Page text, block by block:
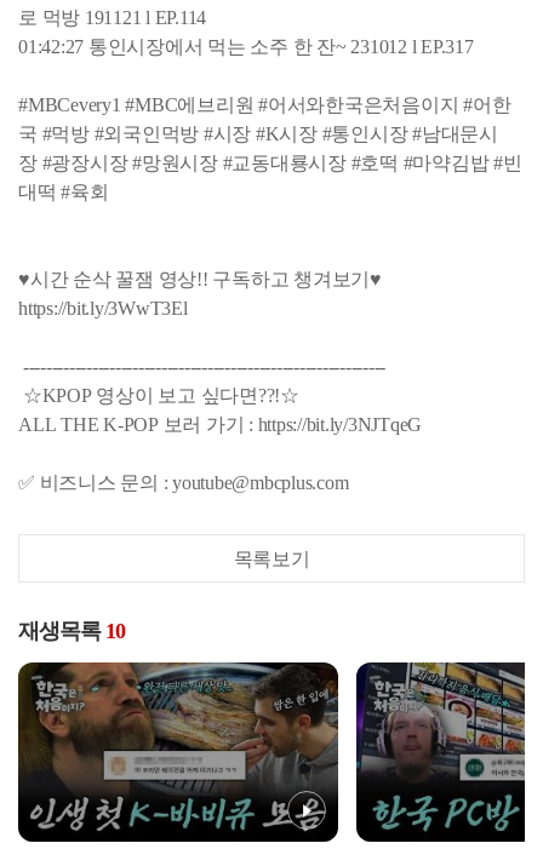
로 먹방 191121 l EP.114
01:42:27 통인시장에서 먹는 소주 한 잔~ 231012 l EP.317
#MBCevery1 #MBC에브리원 #어서와한국은처음이지 #어한
국 #먹방 #외국인먹방 #시장 #K시장 #통인시장 #남대문시
장 #광장시장 #망원시장 #교동대룡시장 #호떡 #마약김밥 #빈
대떡 #육회
♥시간 순삭 꿀잼 영상!! 구독하고 챙겨보기♥
https://bit.ly/3WwT3El
---------------------------------------------------------------
☆KPOP 영상이 보고 싶다면??!☆
ALL THE K-POP 보러 가기 : https://bit.ly/3NJTqeG
✅ 비즈니스 문의 : youtube@mbcplus.com
목록보기
재생목록 10